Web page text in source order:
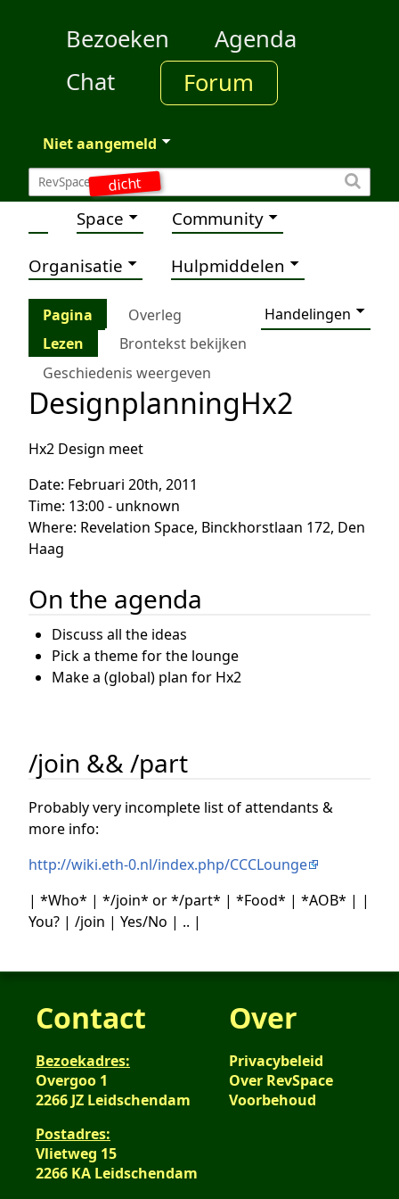
dicht
Bezoeken
Agenda
Chat
Forum
Niet aangemeld
Space Community
Organisatie Hulpmiddelen
Pagina Overleg
Handelingen
Lezen
Brontekst bekijken
Geschiedenis weergeven
DesignplanningHx2
Hx2 Design meet
Date: Februari 20th, 2011
Time: 13:00 - unknown
Where: Revelation Space, Binckhorstlaan 172, Den
Haag
On the agenda
Discuss all the ideas
Pick a theme for the lounge
Make a (global) plan for Hx2
/join && /part
Probably very incomplete list of attendants &
more info:
http://wiki.eth-0.nl/index.php/CCCLounge
| *Who* | */join* or */part* | *Food* | *AOB* | |
You? | /join | Yes/No | .. |
Contact
Bezoekadres:
Overgoo 1
2266 JZ Leidschendam
Postadres:
Vlietweg 15
2266 KA Leidschendam
Over
Privacybeleid
Over RevSpace
Voorbehoud